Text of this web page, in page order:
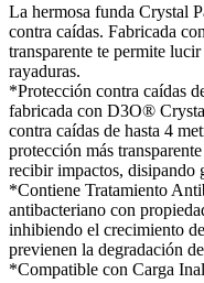
La hermosa funda Crystal
contra caídas. Fabricada
transparente te permite
rayaduras.
*Protección contra caídas
fabricada con D3O®
contra caídas de hasta 4
protección más
recibir impactos, disipando
*Contiene Tratamiento
antibacteriano con
inhibiendo el crecimiento
previenen la degradación
*Compatible con Carga